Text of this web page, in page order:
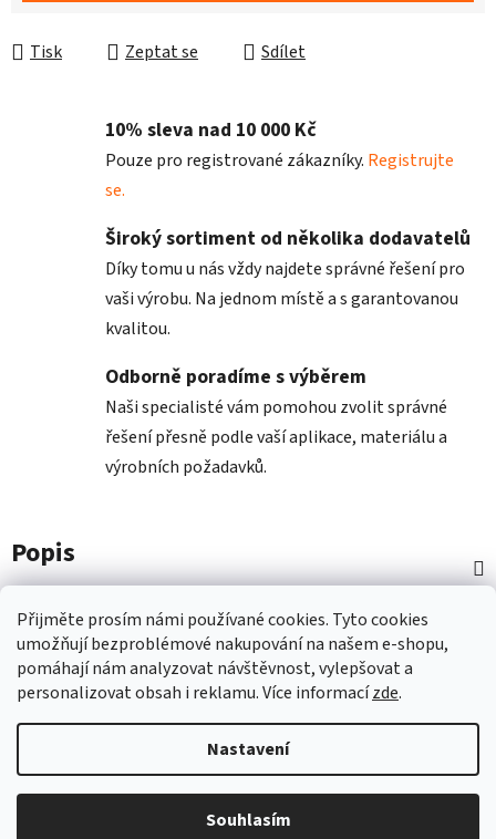
Přijměte prosím námi používané cookies. Tytocookies
umožňujíbezproblémové nakupování na našem e-shopu,
pomáhají námanalyzovat návštěvnost,vylepšovat a
personalizovatobsah i reklamu.Více informacízde.
Nastavení
Souhlasím
Tisk Zeptat se Sdílet
10% sleva nad 10 000 Kč
Pouze pro registrované zákazníky. Registrujte
se.
Široký sortiment od několika dodavatelů
Díky tomu u nás vždy najdete správné řešení pro
vaši výrobu. Na jednom místě a s garantovanou
kvalitou.
Odborně poradíme s výběrem
Naši specialisté vám pomohou zvolit správné
řešení přesně podle vaší aplikace, materiálu a
výrobních požadavků.
Popis
Diskuze
Vytvořil Shoptet
Nástroje COMAGRAV